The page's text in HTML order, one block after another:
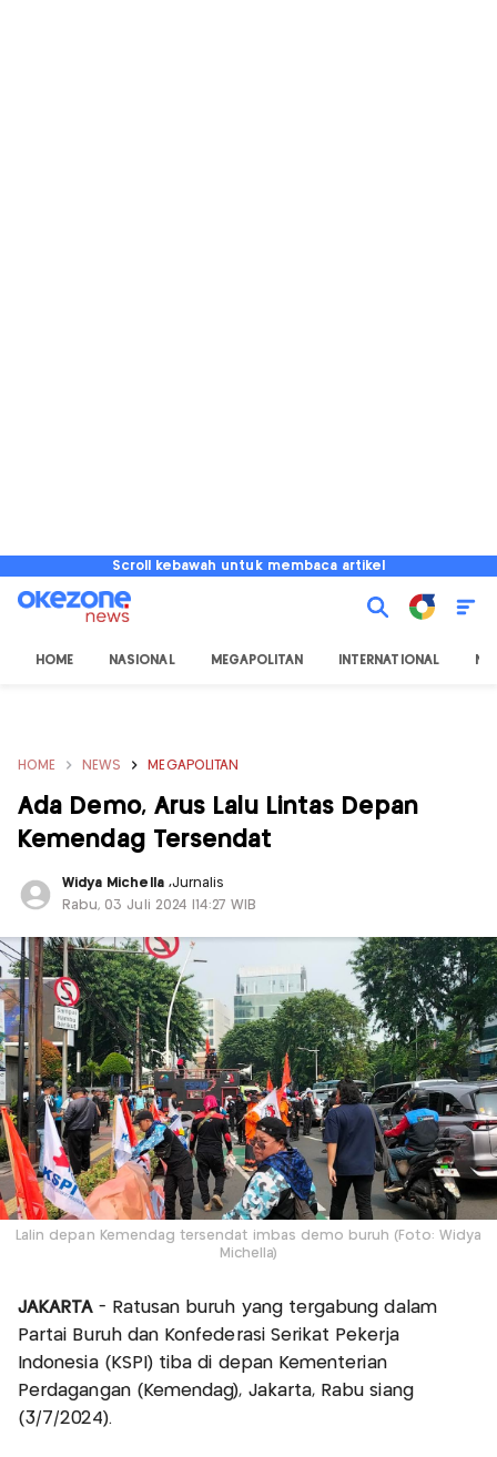
Scroll kebawah untuk membaca artikel
HOME NASIONAL MEGAPOLITAN INTERNATIONAL
HOME NEWS MEGAPOLITAN
Ada Demo, Arus Lalu Lintas Depan
Kemendag Tersendat
Widya Michella ,Jurnalis
Rabu, 03 Juli 2024 |14:27 WIB
Lalin depan Kemendag tersendat imbas demo buruh (Foto: Widya
Michella)
JAKARTA - Ratusan buruh yang tergabung dalam
Partai Buruh dan Konfederasi Serikat Pekerja
Indonesia (KSPI) tiba di depan Kementerian
Perdagangan (Kemendag), Jakarta, Rabu siang
(3/7/2024).